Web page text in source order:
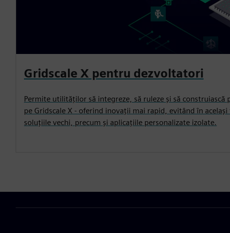
Gridscale X pentru dezvoltatori
Permite utilităților să integreze, să ruleze și să
pe Gridscale X - oferind inovații mai rapid, evitând în
soluțiile vechi, precum și aplicațiile personalizate izolate.